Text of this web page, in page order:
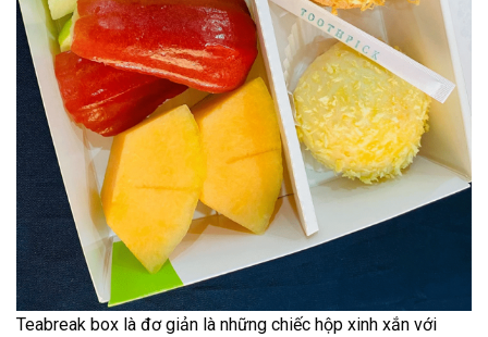
Teabreak box là đơ giản là những chiếc hộp xinh xắn với